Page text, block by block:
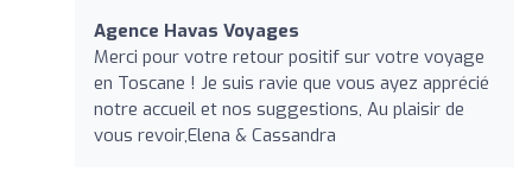
Agence Havas Voyages
Merci pour votre retour positif sur votre voyage
en Toscane ! Je suis ravie que vous ayez apprécié
notre accueil et nos suggestions, Au plaisir de
vous revoir,Elena & Cassandra